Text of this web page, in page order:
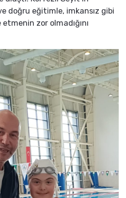
doğru eğitimle, imkansız gibi
zor olmadığını